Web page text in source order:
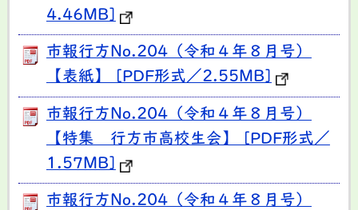
4.46MB]
市報行方No.204（令和４年８月号）
【表紙】 [PDF形式／2.55MB]
市報行方No.204（令和４年８月号）
【特集 行方市高校生会】 [PDF形式／
1.57MB]
市報行方No.204（令和４年８月号）